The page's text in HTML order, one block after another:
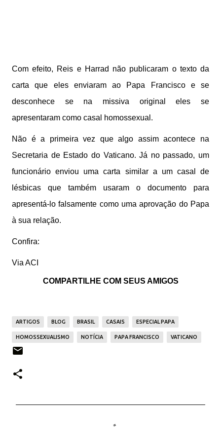
Com efeito, Reis e Harrad não publicaram o texto da
carta que eles enviaram ao Papa Francisco e se
desconhece se na missiva original eles se
apresentaram como casal homossexual.
Não é a primeira vez que algo assim acontece na
Secretaria de Estado do Vaticano. Já no passado, um
funcionário enviou uma carta similar a um casal de
lésbicas que também usaram o documento para
apresentá-lo falsamente como uma aprovação do Papa
à sua relação.
Confira:
Via ACI
COMPARTILHE COM SEUS AMIGOS
ARTIGOS BLOG BRASIL CASAIS ESPECIAL PAPA
HOMOSSEXUALISMO NOTÍCIA PAPA FRANCISCO VATICANO